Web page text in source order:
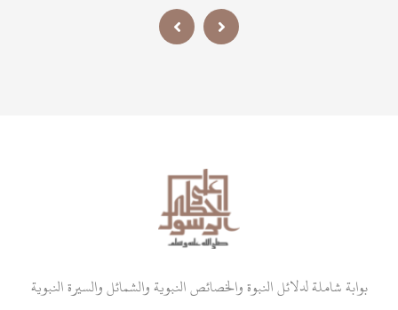
سلمت عليه
بوابة شاملة لدلائل النبوة والخصائص النبوية والشمائل والسيرة النبوية